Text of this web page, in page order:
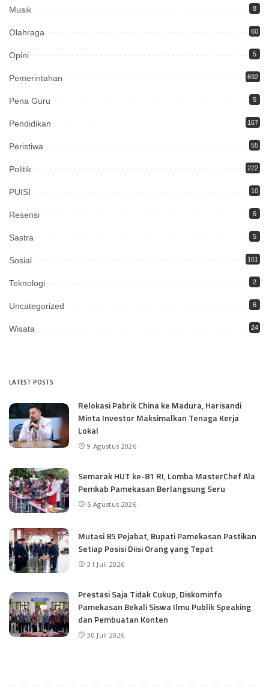
Musik 8
Olahraga 60
Opini 5
Pemerintahan 692
Pena Guru 5
Pendidikan 167
Peristiwa 55
Politik 222
PUISI 10
Resensi 6
Sastra 5
Sosial 161
Teknologi 2
Uncategorized 6
Wisata 24
LATEST POSTS
Relokasi Pabrik China ke Madura, Harisandi
Minta Investor Maksimalkan Tenaga Kerja
Lokal
9 Agustus 2026
Semarak HUT ke-81 RI, Lomba MasterChef Ala
Pemkab Pamekasan Berlangsung Seru
5 Agustus 2026
Mutasi 85 Pejabat, Bupati Pamekasan Pastikan
Setiap Posisi Diisi Orang yang Tepat
31 Juli 2026
Prestasi Saja Tidak Cukup, Diskominfo
Pamekasan Bekali Siswa Ilmu Publik Speaking
dan Pembuatan Konten
30 Juli 2026